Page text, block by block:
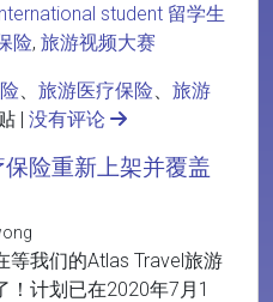
student 留学生
险, 旅游视频大赛
、 旅游医疗保险、 旅游
| 没有评论
险重新上架并覆盖
我们的Atlas Travel旅游
！计划已在2020年7月1